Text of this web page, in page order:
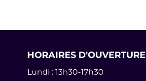
HORAIRES D'OUVERTURE
Lundi : 13h30-17h30